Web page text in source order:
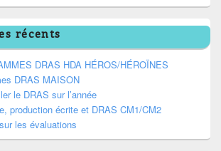
récents
DRAS HDA HÉROS/HÉROÏNES
DRAS MAISON
le DRAS sur l’année
production écrite et DRAS CM1/CM2
les évaluations